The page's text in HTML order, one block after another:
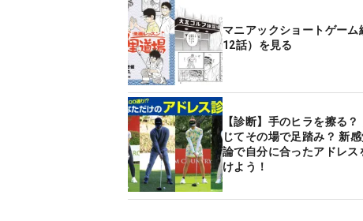
マニアックショートゲーム
12話）を見る
【診断】手のヒラを擦る？
じてその場で足踏み？ 新
論で自分に合ったアドレス
けよう！